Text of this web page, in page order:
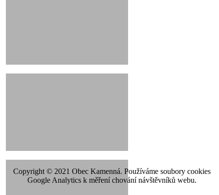
Copyright © 2021 Obec Kamenná. Používáme soubory cookies
Google Analytics k měření chování návštěvníků webu.